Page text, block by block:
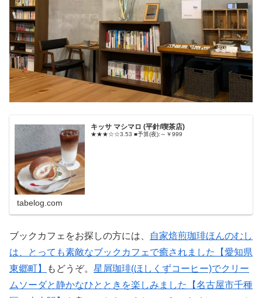
キッサ マシマロ (平針/喫茶店)
★★★☆☆3.53 ■予算(夜):～￥999
tabelog.com
ブックカフェをお探しの方には、
自家焙煎珈琲ほんのむし
は、とっても素敵なブックカフェで癒されました【愛知県
東郷町】
もどうぞ。 星屑珈琲(ほしくずコーヒー)でクリー
ムソーダと静かなひとときを楽しみました【名古屋市千種